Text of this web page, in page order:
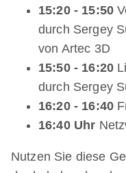
15:20 - 15:50
durch Sergey
von Artec 3D
15:50 - 16:20
durch Sergey
16:20 - 16:40
16:40 Uhr
Nutzen Sie diese